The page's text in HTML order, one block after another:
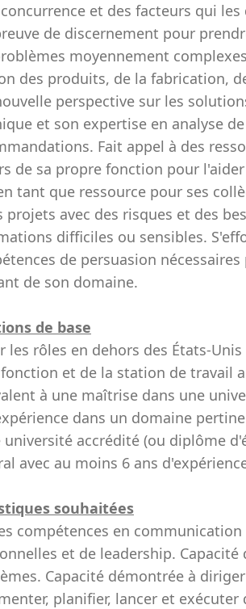
et des facteurs qui
de discernement pour
moyennement
des produits, de la fabrication,
perspective sur les
et son expertise en analyse
Fait appel à des
de sa propre fonction pour
tant que ressource pour ses
projets avec des risques et des
difficiles ou sensibles.
de persuasion
de son domaine.
de base
les rôles en dehors des États-
et de la station de travail
à une maîtrise dans une
dans un domaine
université accrédité (ou diplôme
avec au moins 6 ans
souhaitées
compétences en
et de leadership.
Capacité démontrée à
planifier, lancer et